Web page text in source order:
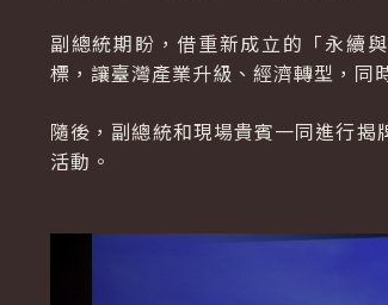
副總統期盼，借重新成立的「永續
標，讓臺灣產業升級、經濟轉型，同
隨後，副總統和現場貴賓一同進行
活動。